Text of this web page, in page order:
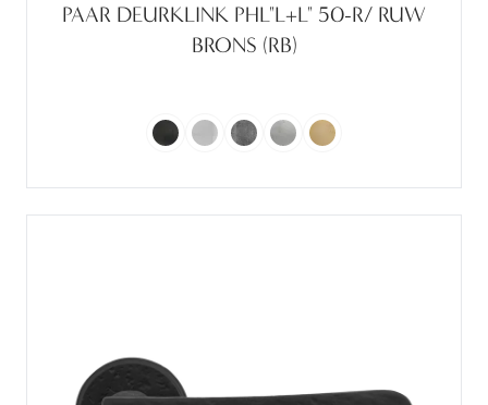
PAAR DEURKLINK PHL"L+L" 50-R/ RUW
BRONS (RB)